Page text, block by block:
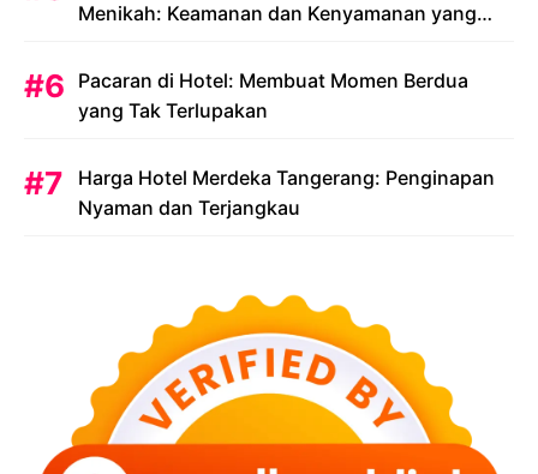
Menikah: Keamanan dan Kenyamanan yang
Pacaran di Hotel: Membuat Momen Berdua
yang Tak Terlupakan
Harga Hotel Merdeka Tangerang: Penginapan
Nyaman dan Terjangkau